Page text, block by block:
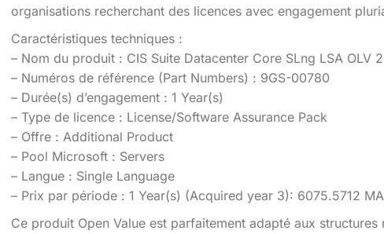
organisations recherchant des licences avec engagement
Caractéristiques techniques :
– Nom du produit : CIS Suite Datacenter Core SLng LSA OLV
– Numéros de référence (Part Numbers) : 9GS-00780
– Durée(s) d’engagement : 1 Year(s)
– Type de licence : License/Software Assurance Pack
– Offre : Additional Product
– Pool Microsoft : Servers
– Langue : Single Language
– Prix par période : 1 Year(s) (Acquired year 3): 6075.5712
Ce produit Open Value est parfaitement adapté aux